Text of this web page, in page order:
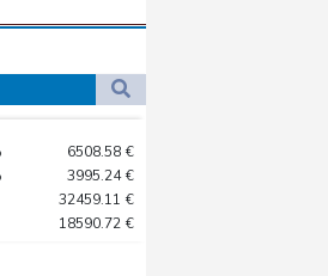
6508.58 €
3995.24 €
32459.11 €
18590.72 €